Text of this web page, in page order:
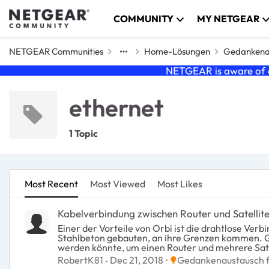
Skip to content COMMUNITY MY NETGEAR
NETGEAR Communities Home-Lösungen
NETGEAR is aware
ethernet
1 Topic
Most Recent Most Viewed Most Likes
Kabelverbindung zwischen Router und
Einer der Vorteile von Orbi ist die drahtlose Verbindung zwischen Router und Satelliten. Auch
Stahlbeton gebauten, an ihre Grenzen kommen. Gerade in diesen modernen Gebäuden ist häufig bereits eine LAN-Verkabelung vorhanden, die hervorragend genutzt
werden könnte, um einen Router und mehrere
einfache Einrichtung, Design, das sich nicht in der Besenkammer verstecken muss. Um dies zu
unterstützt werden, in Sachen Hardware sind die Orbi Router und
RobertK81 Dec 21, 2018 PlaceGedankenaustausch